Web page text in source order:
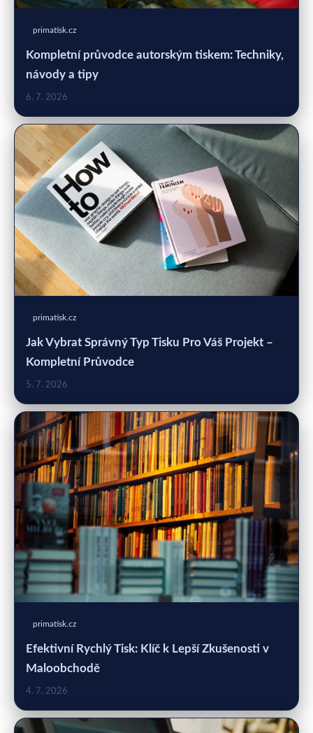
primatisk.cz
Kompletní průvodce autorským tiskem: Techniky,
návody a tipy
6. 7. 2026
primatisk.cz
Jak Vybrat Správný Typ Tisku Pro Váš Projekt –
Kompletní Průvodce
5. 7. 2026
primatisk.cz
Efektivní Rychlý Tisk: Klíč k Lepší Zkušenosti v
Maloobchodě
4. 7. 2026